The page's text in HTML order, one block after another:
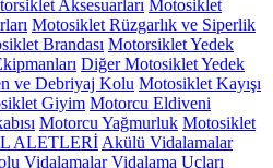
Aksesuarları Motosiklet
Motosiklet Rüzgarlık ve Siperlik
Brandası Motorsiklet Yedek
Diğer Motosiklet Yedek
ve Debriyaj Kolu Motosiklet Kayışı
Giyim Motorcu Eldiveni
Motorcu Yağmurluk Motosiklet
ALETLERİ Akülü Vidalamalar
Vidalamalar Vidalama Uçları